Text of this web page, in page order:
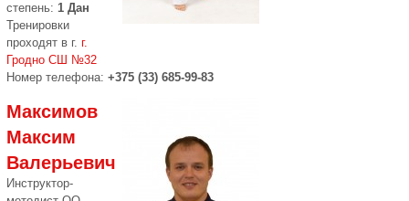
степень:1 Дан
Тренировки
проходят в г. г.
Гродно СШ №32
Номер телефона:+375 (33) 685-99-83
Максимов
Максим
Валерьевич
Инструктор-